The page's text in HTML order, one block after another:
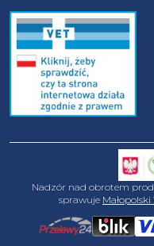
Nadzór nad obrotem
sprawuje